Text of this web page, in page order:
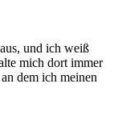
und ich weiß
mich dort immer
dem ich meinen